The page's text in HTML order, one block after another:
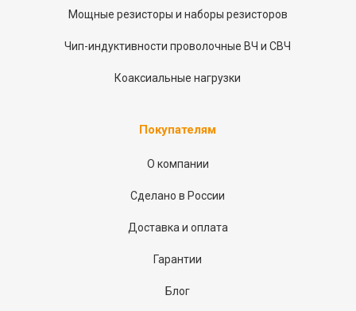
Мощные резисторы и наборы резисторов
Чип-индуктивности проволочные ВЧ и СВЧ
Коаксиальные нагрузки
Покупателям
О компании
Сделано в России
Доставка и оплата
Гарантии
Блог